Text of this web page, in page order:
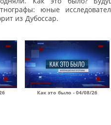
юные
из Дубоссар.
Как это было - 04/08/26